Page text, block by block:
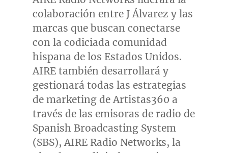
colaboración entre J Álvarez y las
marcas que buscan conectarse
con la codiciada comunidad
hispana de los Estados Unidos.
AIRE también desarrollará y
gestionará todas las estrategias
de marketing de Artistas360 a
través de las emisoras de radio de
Spanish Broadcasting System
(SBS), AIRE Radio Networks, la